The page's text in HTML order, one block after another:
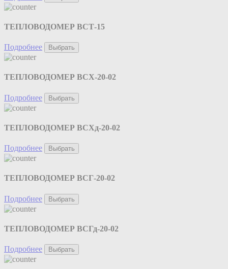
ТЕПЛОВОДОМЕР ВСТ-15
Подробнее Выбрать
ТЕПЛОВОДОМЕР ВСХ-20-02
Подробнее Выбрать
ТЕПЛОВОДОМЕР ВСХд-20-02
Подробнее Выбрать
ТЕПЛОВОДОМЕР ВСГ-20-02
Подробнее Выбрать
ТЕПЛОВОДОМЕР ВСГд-20-02
Подробнее Выбрать